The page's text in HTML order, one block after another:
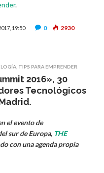
.
19:50 0 2930
TIPS PARA EMPRENDER
2016», 30
Tecnológicos
el evento de
sur de Europa, THE
con una agenda propia